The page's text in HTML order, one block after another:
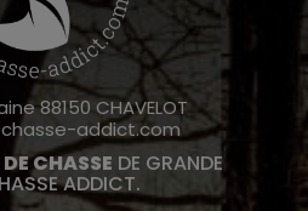
88150 CHAVELOT
addict.com
CHASSE DE GRANDE
ADDICT.